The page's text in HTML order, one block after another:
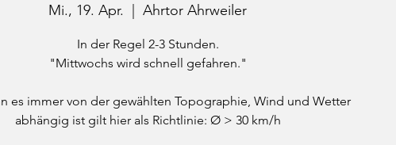
Mi., 19. Apr. Ahrtor Ahrweiler
In der Regel 2-3 Stunden.
"Mittwochs wird schnell gefahren."
es immer von der gewählten Topographie, Wind und Wetter
abhängig ist gilt hier als Richtlinie: Ø > 30 km/h